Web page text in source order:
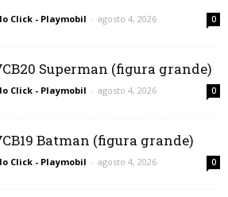
Click - Playmobil - agosto 4, 2026 0
Superman (figura grande)
Click - Playmobil - agosto 4, 2026 0
Batman (figura grande)
Click - Playmobil - agosto 4, 2026 0